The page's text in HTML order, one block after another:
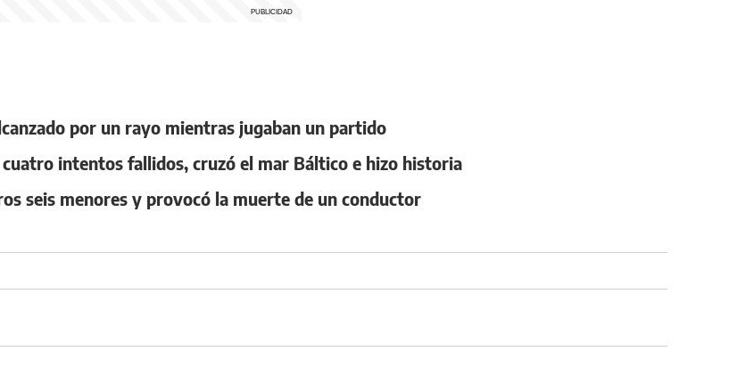
por un rayo mientras jugaban un partido
intentos fallidos, cruzó el mar Báltico e hizo historia
seis menores y provocó la muerte de un conductor